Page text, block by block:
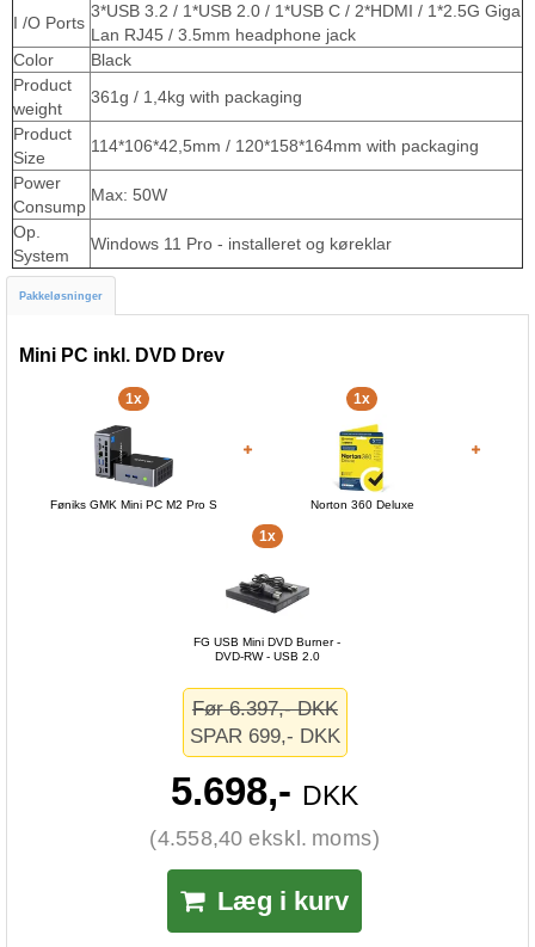
I /O Ports
3*USB 3.2 / 1*USB 2.0 / 1*USB C / 2*HDMI / 1*2.5G Giga
Lan RJ45 / 3.5mm headphone jack
Color
Black
Product
weight
361g / 1,4kg with packaging
Product
Size
114*106*42,5mm / 120*158*164mm with packaging
Power
Consump
Max: 50W
Op.
System
Windows 11 Pro - installeret og køreklar
Pakkeløsninger
Mini PC inkl. DVD Drev
1x
Føniks GMK Mini PC M2 Pro S
1x
Norton 360 Deluxe
1x
FG USB Mini DVD Burner -
DVD-RW - USB 2.0
Før 6.397,- DKK
SPAR 699,- DKK
5.698,- DKK
(4.558,40 ekskl. moms)
Læg i kurv